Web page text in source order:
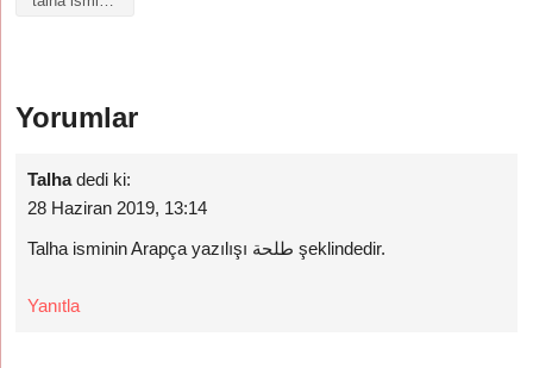
Yorumlar
Talha dedi ki:
28 Haziran 2019, 13:14
Talha isminin Arapça yazılışı طلحة şeklindedir.
Yanıtla